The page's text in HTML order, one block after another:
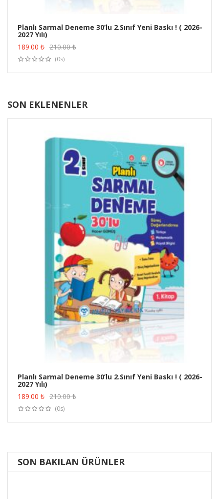
Planlı Sarmal Deneme 30’lu 2.Sınıf Yeni Baskı ! ( 2026-
2027 Yılı)
189.00 ₺ 210.00₺
(0s)
SON EKLENENLER
Planlı Sarmal Deneme 30’lu 2.Sınıf Yeni Baskı ! ( 2026-
2027 Yılı)
189.00 ₺ 210.00₺
(0s)
SON BAKILAN ÜRÜNLER